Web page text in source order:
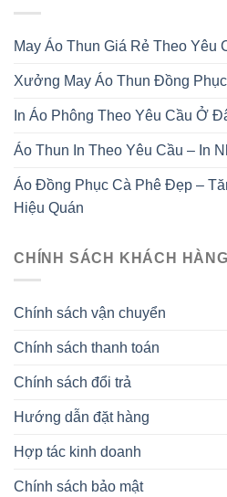
May Áo Thun Giá Rẻ Theo Yêu
Xưởng May Áo Thun Đồng
In Áo Phông Theo Yêu Cầu Ở
Áo Thun In Theo Yêu Cầu – In
Áo Đồng Phục Cà Phê Đẹp –
Hiệu Quán
CHÍNH SÁCH KHÁCH HÀNG
Chính sách vận chuyển
Chính sách thanh toán
Chính sách đổi trả
Hướng dẫn đặt hàng
Hợp tác kinh doanh
Chính sách bảo mật